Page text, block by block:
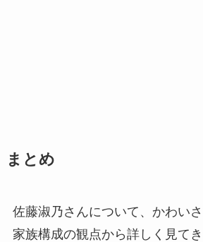
まとめ
佐藤淑乃さんについて、かわいさ
家族構成の観点から詳しく見てき